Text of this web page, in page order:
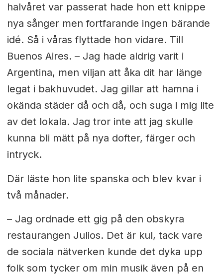
halvåret var passerat hade hon ett knippe
nya sånger men fortfarande ingen bärande
idé. Så i våras flyttade hon vidare. Till
Buenos Aires. – Jag hade aldrig varit i
Argentina, men viljan att åka dit har länge
legat i bakhuvudet. Jag gillar att hamna i
okända städer då och då, och suga i mig lite
av det lokala. Jag tror inte att jag skulle
kunna bli mätt på nya dofter, färger och
intryck.
Där läste hon lite spanska och blev kvar i
två månader.
– Jag ordnade ett gig på den obskyra
restaurangen Julios. Det är kul, tack vare
de sociala nätverken kunde det dyka upp
folk som tycker om min musik även på en